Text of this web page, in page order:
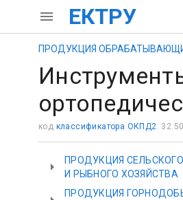
ЕКТРУ
ПРОДУКЦИЯ
код классификатора ОКПД2:
ПРОДУКЦИЯ
И РЫБНОГО ХОЗЯЙСТВА
ПРОДУКЦИЯ